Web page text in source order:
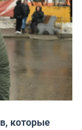
которые